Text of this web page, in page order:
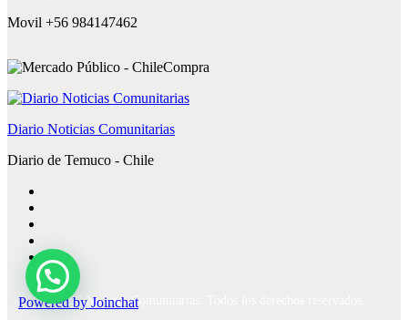
Movil +56 984147462
Diario Noticias Comunitarias
Diario de Temuco - Chile
Powered by Joinchat